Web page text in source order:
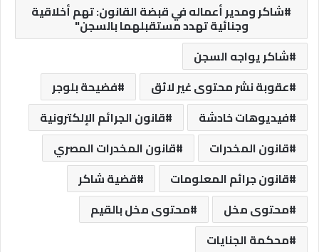
شاكر ومدير أعماله في قبضة القانون: تهم أخلاقية
وجنائية تهدد مستقبلهما بالسجن"
شاكر يواجه السجن
عقوبة نشر محتوى غير لائق
فضيحة بلوجر
فيديوهات خادشة
قانون الجرائم الإلكترونية
قانون المخدرات
قانون المخدرات المصري
قانون جرائم المعلومات
قضية شاكر
محتوى مخل
محتوى مخل بالقيم
محكمة الجنايات